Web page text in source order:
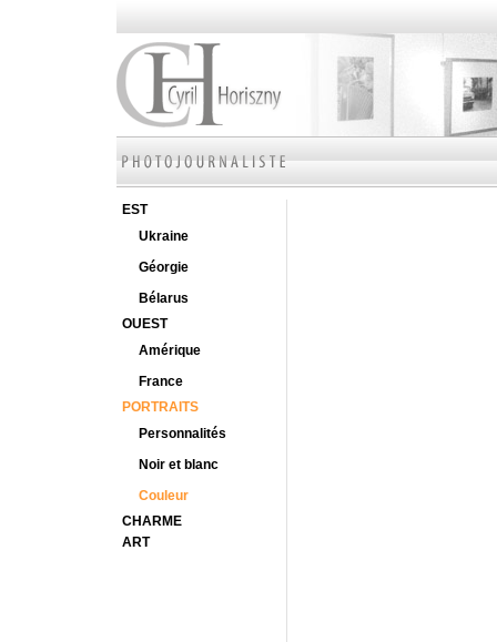
EST
Ukraine
Géorgie
Bélarus
OUEST
Amérique
France
PORTRAITS
Personnalités
Noir et blanc
Couleur
CHARME
ART